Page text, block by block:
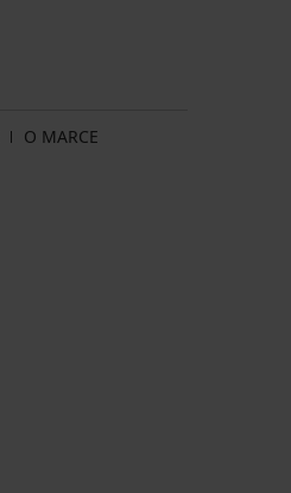
O MARCE